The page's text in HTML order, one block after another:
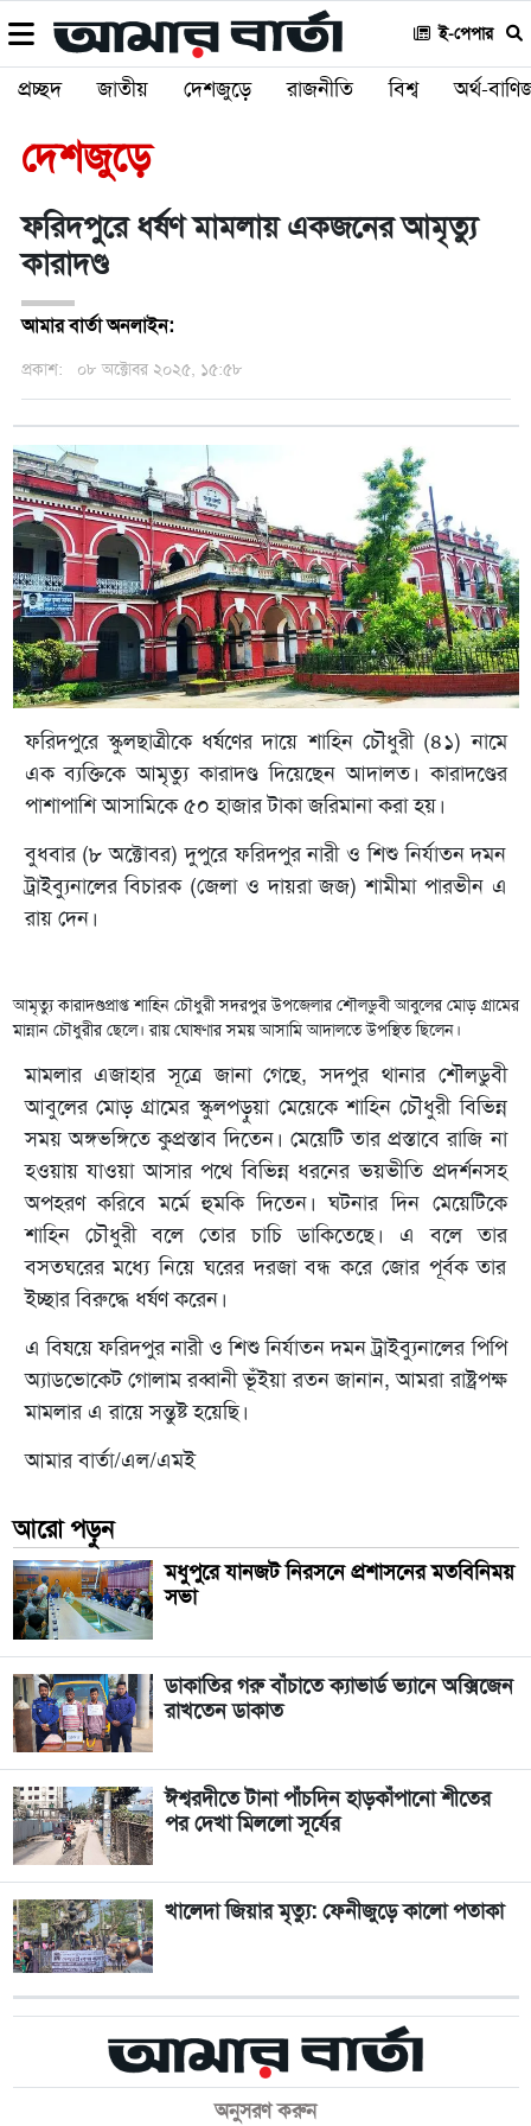
ই-পেপার
প্রচ্ছদ জাতীয় দেশজুড়ে রাজনীতি বিশ্ব অর্থ-
দেশজুড়ে
ফরিদপুরে ধর্ষণ মামলায় একজনের আমৃত্যু
কারাদণ্ড
আমার বার্তা অনলাইন:
প্রকাশ: ০৮ অক্টোবর ২০২৫, ১৫:৫৮
ফরিদপুরে স্কুলছাত্রীকে ধর্ষণের দায়ে শাহিন চৌধুরী (৪১) নামে
এক ব্যক্তিকে আমৃত্যু কারাদণ্ড দিয়েছেন আদালত। কারাদণ্ডের
পাশাপাশি আসামিকে ৫০ হাজার টাকা জরিমানা করা হয়।
বুধবার (৮ অক্টোবর) দুপুরে ফরিদপুর নারী ও শিশু নির্যাতন দমন
ট্রাইব্যুনালের বিচারক (জেলা ও দায়রা জজ) শামীমা পারভীন এ
রায় দেন।
‎আমৃত্যু কারাদণ্ডপ্রাপ্ত শাহিন চৌধুরী সদরপুর উপজেলার শৌলডুবী আবুলের মোড় গ্রামের
মান্নান চৌধুরীর ছেলে। রায় ঘোষণার সময় আসামি আদালতে উপস্থিত ছিলেন।
‎মামলার এজাহার সূত্রে জানা গেছে, সদপুর থানার শৌলডুবী
আবুলের মোড় গ্রামের স্কুলপড়ুয়া মেয়েকে শাহিন চৌধুরী বিভিন্ন
সময় অঙ্গভঙ্গিতে কুপ্রস্তাব দিতেন। মেয়েটি তার প্রস্তাবে রাজি না
হওয়ায় যাওয়া আসার পথে বিভিন্ন ধরনের ভয়ভীতি প্রদর্শনসহ
অপহরণ করিবে মর্মে হুমকি দিতেন। ঘটনার দিন মেয়েটিকে
শাহিন চৌধুরী বলে তোর চাচি ডাকিতেছে। এ বলে তার
বসতঘরের মধ্যে নিয়ে ঘরের দরজা বন্ধ করে জোর পূর্বক তার
ইচ্ছার বিরুদ্ধে ধর্ষণ করেন।
‎এ বিষয়ে ফরিদপুর নারী ও শিশু নির্যাতন দমন ট্রাইব্যুনালের পিপি
অ্যাডভোকেট গোলাম রব্বানী ভূঁইয়া রতন জানান, আমরা রাষ্ট্রপক্ষ
মামলার এ রায়ে সন্তুষ্ট হয়েছি।
আমার বার্তা/এল/এমই
আরো পড়ুন
মধুপুরে যানজট নিরসনে প্রশাসনের মতবিনিময়
সভা
ডাকাতির গরু বাঁচাতে ক্যাভার্ড ভ্যানে অক্সিজেন
রাখতেন ডাকাত
ঈশ্বরদীতে টানা পাঁচদিন হাড়কাঁপানো শীতের
পর দেখা মিললো সূর্যের
খালেদা জিয়ার মৃত্যু: ফেনীজুড়ে কালো পতাকা
অনুসরণ করুন